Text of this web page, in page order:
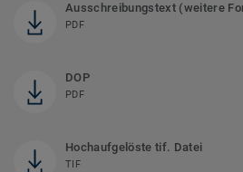
Ausschreibungstext (weitere
PDF
DOP
PDF
Hochaufgelöste tif. Datei
TIF